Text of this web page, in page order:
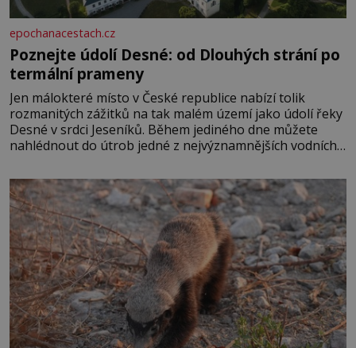
epochanacestach.cz
Poznejte údolí Desné: od Dlouhých strání po
termální prameny
Jen málokteré místo v České republice nabízí tolik
rozmanitých zážitků na tak malém území jako údolí řeky
Desné v srdci Jeseníků. Během jediného dne můžete
nahlédnout do útrob jedné z nejvýznamnějších vodních
se na koloběžce a den zakončit poznáváním památek ve
Velkých Losinách nebo v termálním